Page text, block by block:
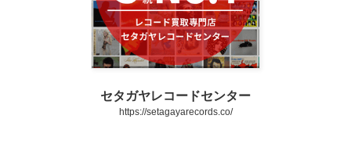
セタガヤレコードセンター
https://setagayarecords.co/